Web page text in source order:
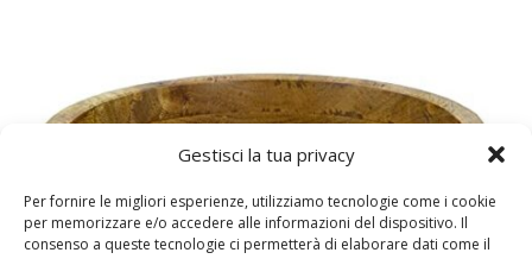
Gestisci la tua privacy
Per fornire le migliori esperienze, utilizziamo tecnologie come i cookie
per memorizzare e/o accedere alle informazioni del dispositivo. Il
consenso a queste tecnologie ci permetterà di elaborare dati come il